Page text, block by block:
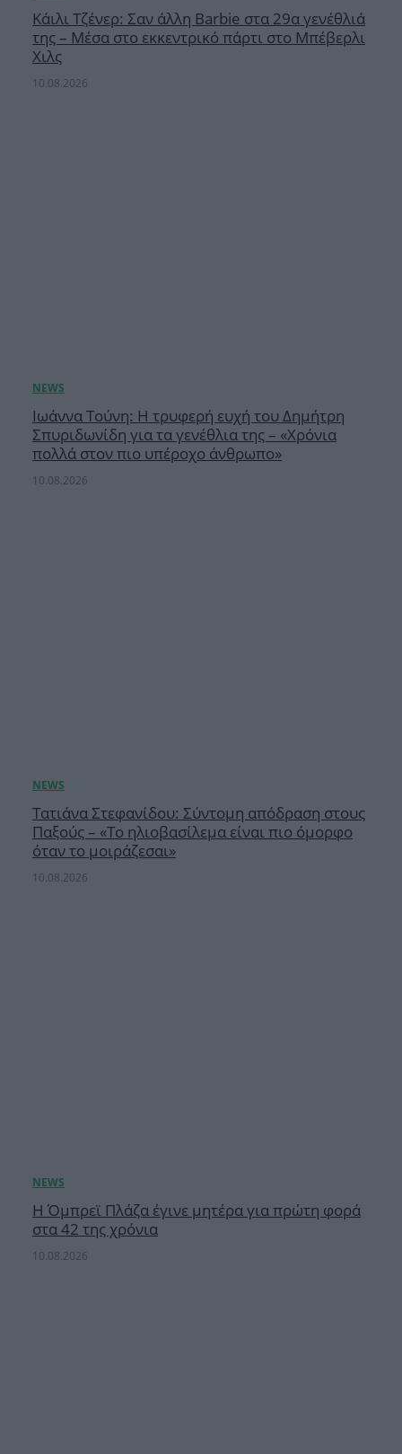
Κάιλι Τζένερ: Σαν άλλη Barbie στα 29α γενέθλιά
της – Μέσα στο εκκεντρικό πάρτι στο Μπέβερλι
Χιλς
10.08.2026
Ιωάννα Τούνη: Η τρυφερή ευχή του Δημήτρη
Σπυριδωνίδη για τα γενέθλια της – «Χρόνια
πολλά στον πιο υπέροχο άνθρωπο»
10.08.2026
Τατιάνα Στεφανίδου: Σύντομη απόδραση στους
Παξούς – «Το ηλιοβασίλεμα είναι πιο όμορφο
όταν το μοιράζεσαι»
10.08.2026
Η Όμπρεϊ Πλάζα έγινε μητέρα για πρώτη φορά
στα 42 της χρόνια
10.08.2026